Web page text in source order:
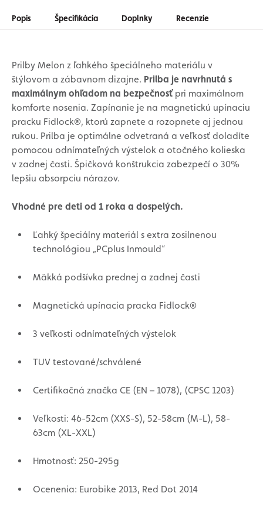
Popis Špecifikácia Doplnky Recenzie
Prilby Melon z ľahkého špeciálneho materiálu v
štýlovom a zábavnom dizajne. Prilba je navrhnutá s
maximálnym ohľadom na bezpečnosťpri maximálnom
komforte nosenia. Zapínanie je na magnetickú upínaciu
pracku Fidlock®, ktorú zapnete a rozopnete aj jednou
rukou. Prilba je optimálne odvetraná a veľkosť doladíte
pomocou odnímateľných výstelok a otočného kolieska
v zadnej časti. Špičková konštrukcia zabezpečí o 30%
lepšiu absorpciu nárazov.
Vhodné pre deti od 1 roka a dospelých.
Ľahký špeciálny materiál s extra zosilnenou
technológiou „PCplus Inmould“
Mäkká podšívka prednej a zadnej časti
Magnetická upínacia pracka Fidlock®
3 veľkosti odnímateľných výstelok
TUV testované/schválené
Certifikačná značka CE (EN – 1078), (CPSC 1203)
Veľkosti: 46-52cm (XXS-S), 52-58cm (M-L), 58-
63cm (XL-XXL)
Hmotnosť: 250-295g
Ocenenia: Eurobike 2013, Red Dot 2014